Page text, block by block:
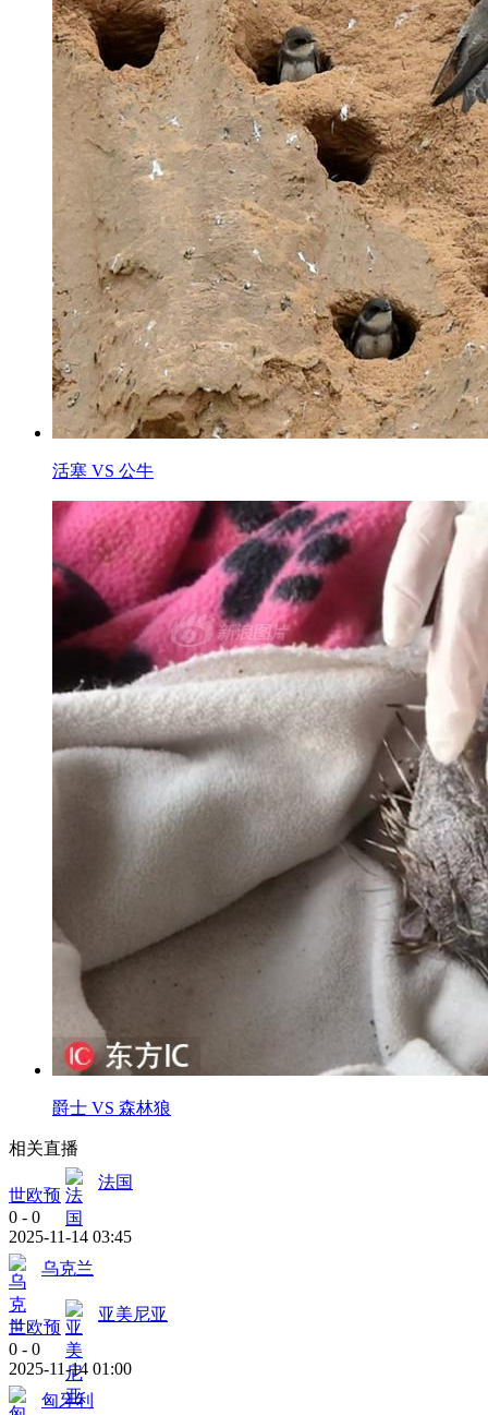
活塞 VS 公牛
爵士 VS 森林狼
相关直播
世欧预
法国
0 - 0
2025-11-14 03:45
乌克兰
世欧预
亚美尼亚
0 - 0
2025-11-14 01:00
匈牙利